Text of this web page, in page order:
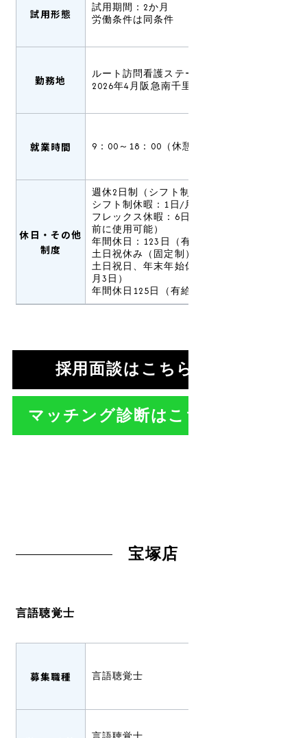
試用形態
試用期間：2か月
労働条件は同条件
勤務地
ルート訪問看護ステーション吹田
2026年4月阪急南千里駅近辺に開設予定
就業時間 9：00～18：00（休憩60分）
休日・その他
制度
週休2日制（シフト制）
シフト制休暇：1日/月
フレックス休暇：6日/年（有給休暇発生
前に使用可能）
年間休日：123日（有給休暇は別途支給）
土日祝休み（固定制）
土日祝日、年末年始休暇（12月30日～1
月3日）
年間休日125日（有給休暇は別途支給）
採用面談はこちら >
マッチング診断はこちら >
宝塚店
言語聴覚士
募集職種 言語聴覚士